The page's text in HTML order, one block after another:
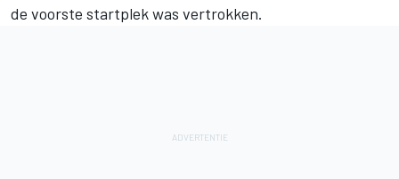
de voorste startplek was vertrokken.